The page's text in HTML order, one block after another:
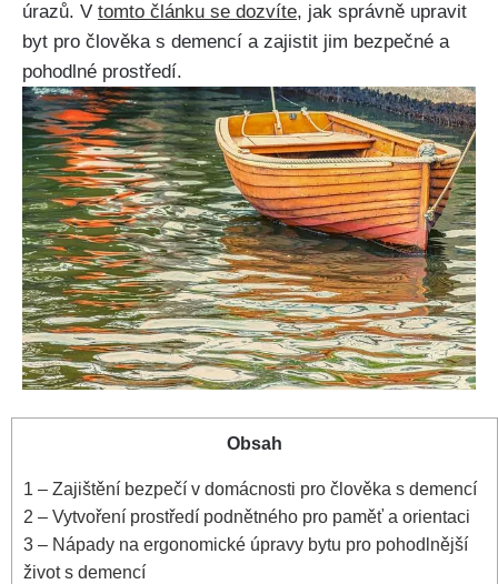
úrazů. V tomto článku se dozvíte, jak správně upravit
byt pro člověka s demencí a zajistit jim bezpečné a
pohodlné prostředí.
Obsah
1 – Zajištění bezpečí v domácnosti pro člověka s demencí
2 – Vytvoření prostředí podnětného pro paměť a orientaci
3 – Nápady na ergonomické úpravy bytu pro pohodlnější
život s demencí